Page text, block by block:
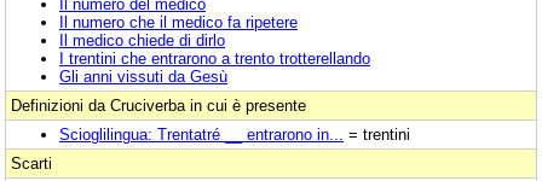
Il numero del medico
Il numero che il medico fa ripetere
Il medico chiede di dirlo
I trentini che entrarono a trento trotterellando
Gli anni vissuti da Gesù
Definizioni da Cruciverba in cui è presente
Scioglilingua: Trentatré __ entrarono in...
= trentini
Scarti